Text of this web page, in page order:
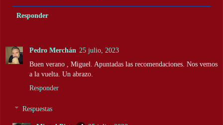
Responder
Pedro Merchán 25 julio, 2023
Buen verano , Miguel. Apuntadas las recomendaciones. Nos vemos
a la vuelta. Un abrazo.
Responder
Respuestas